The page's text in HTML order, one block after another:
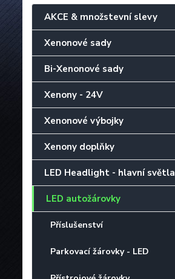
AKCE & množstevní slevy
Xenonové sady
Bi-Xenonové sady
Xenony - 24V
Xenonové výbojky
Xenony doplňky
LED Headlight - hlavní světla
LED autožárovky
Příslušenství
Parkovací žárovky - LED